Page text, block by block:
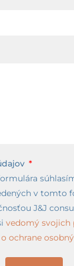
v tomto
J&J
vedomý svojich
o ochrane